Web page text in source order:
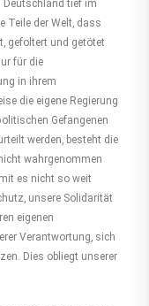
Deutschland tief im
Teile der Welt, dass
gefoltert und getötet
für die
in ihrem
die eigene Regierung
Gefangenen
werden, besteht die
wahrgenommen
es nicht so weit
unsere Solidarität
eigenen
Verantwortung, sich
Dies obliegt unserer